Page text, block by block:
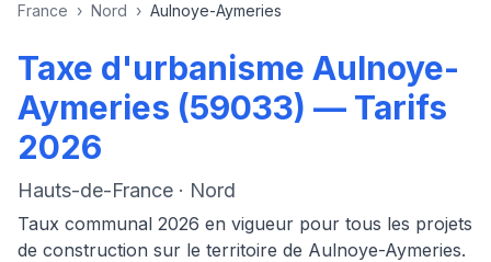
France › Nord › Aulnoye-Aymeries
Taxe d'urbanisme Aulnoye-
Aymeries (59033) — Tarifs
2026
Hauts-de-France · Nord
Taux communal 2026 en vigueur pour tous les projets
de construction sur le territoire de Aulnoye-Aymeries.